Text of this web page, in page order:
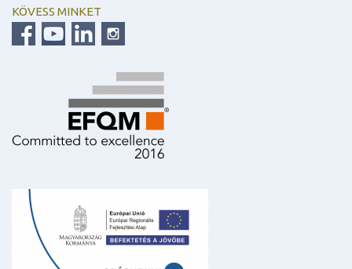
KÖVESS MINKET